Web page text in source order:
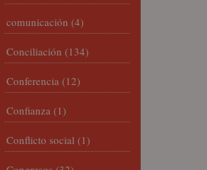
comunicación (4)
Conciliación (134)
Conferencia (12)
Confianza (1)
Conflicto social (1)